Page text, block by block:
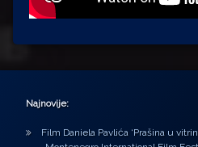
Najnovije:
Film Daniela Pavlića ‘Prašina u